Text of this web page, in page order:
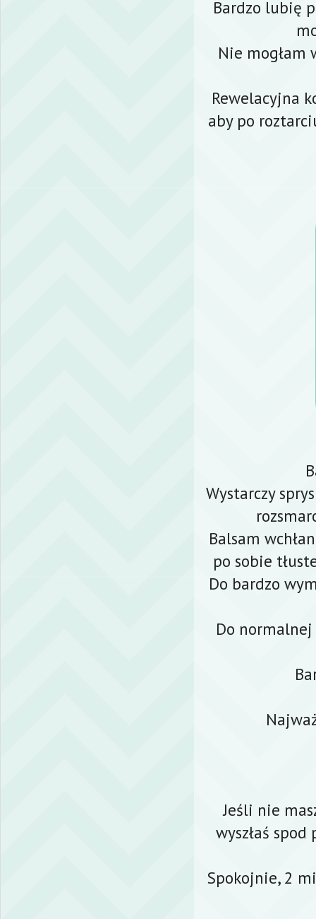
Bardzo lubię
Nie mogłam
Rewelacyjna
aby po
Wystarczy
Balsam
po sobie
Do bardzo
Do normalnej
Jeśli nie
wyszłaś
Spokojnie, 2